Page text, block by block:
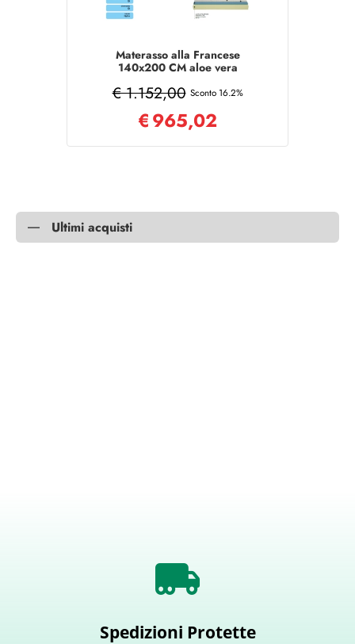
Materasso alla Francese
140x200 CM aloe vera
€ 1.152,00 Sconto 16.2%
€965,02
Ultimi acquisti
Spedizioni Protette